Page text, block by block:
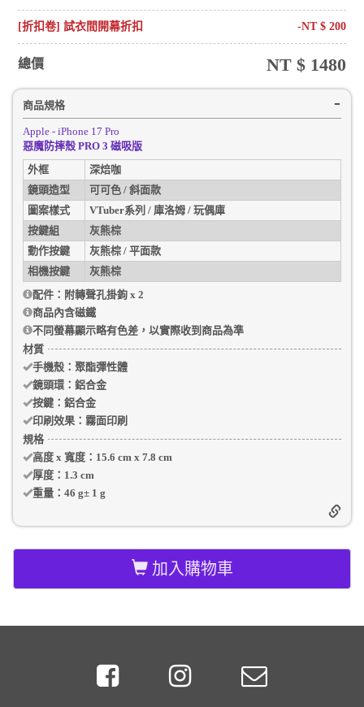
[折扣卷] 試衣間開幕折扣 -NT $200
總價 NT $ 1480
商品規格
Apple - iPhone 17 Pro
惡魔防摔殼 PRO 3 磁吸版
外框
深焙咖
鏡頭造型
可可色 / 斜面款
圖案樣式
VTuber系列 / 庫洛姆 / 玩偶庫
按鍵組
灰熊棕
動作按鍵
灰熊棕 / 平面款
相機按鍵
灰熊棕
配件：附轉聲孔掛鉤 x 2
商品內含磁鐵
不同螢幕顯示略有色差，以實際收到商品為準
材質
手機殼：聚酯彈性體
鏡頭環： 鋁合金
按鍵： 鋁合金
印刷效果： 霧面印刷
規格
高度 x 寬度： 15.6 cm x 7.8 cm
厚度： 1.3 cm
重量： 46 g±1 g
加入購物車